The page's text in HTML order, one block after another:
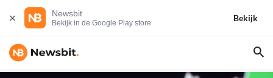
Newsbit
Bekijk in de Google Play store
Bekijk